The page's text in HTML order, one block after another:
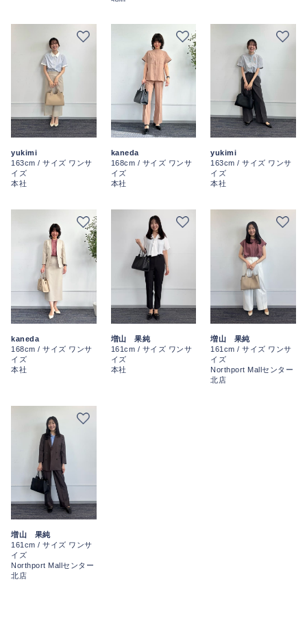
yukimi
163cm / サイズ ワンサ
イズ
本社
kaneda
168cm / サイズ ワンサ
イズ
本社
yukimi
163cm / サイズ ワンサ
イズ
本社
kaneda
168cm / サイズ ワンサ
イズ
本社
増山 果純
161cm / サイズ ワンサ
イズ
本社
増山 果純
161cm / サイズ ワンサ
イズ
Northport Mallセンター
北店
増山 果純
161cm / サイズ ワンサ
イズ
Northport Mallセンター
北店